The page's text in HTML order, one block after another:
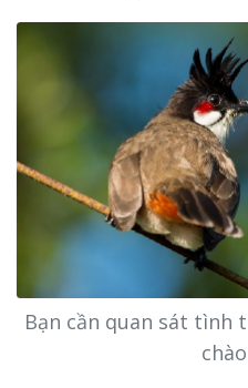
Bạn cần quan sát tình